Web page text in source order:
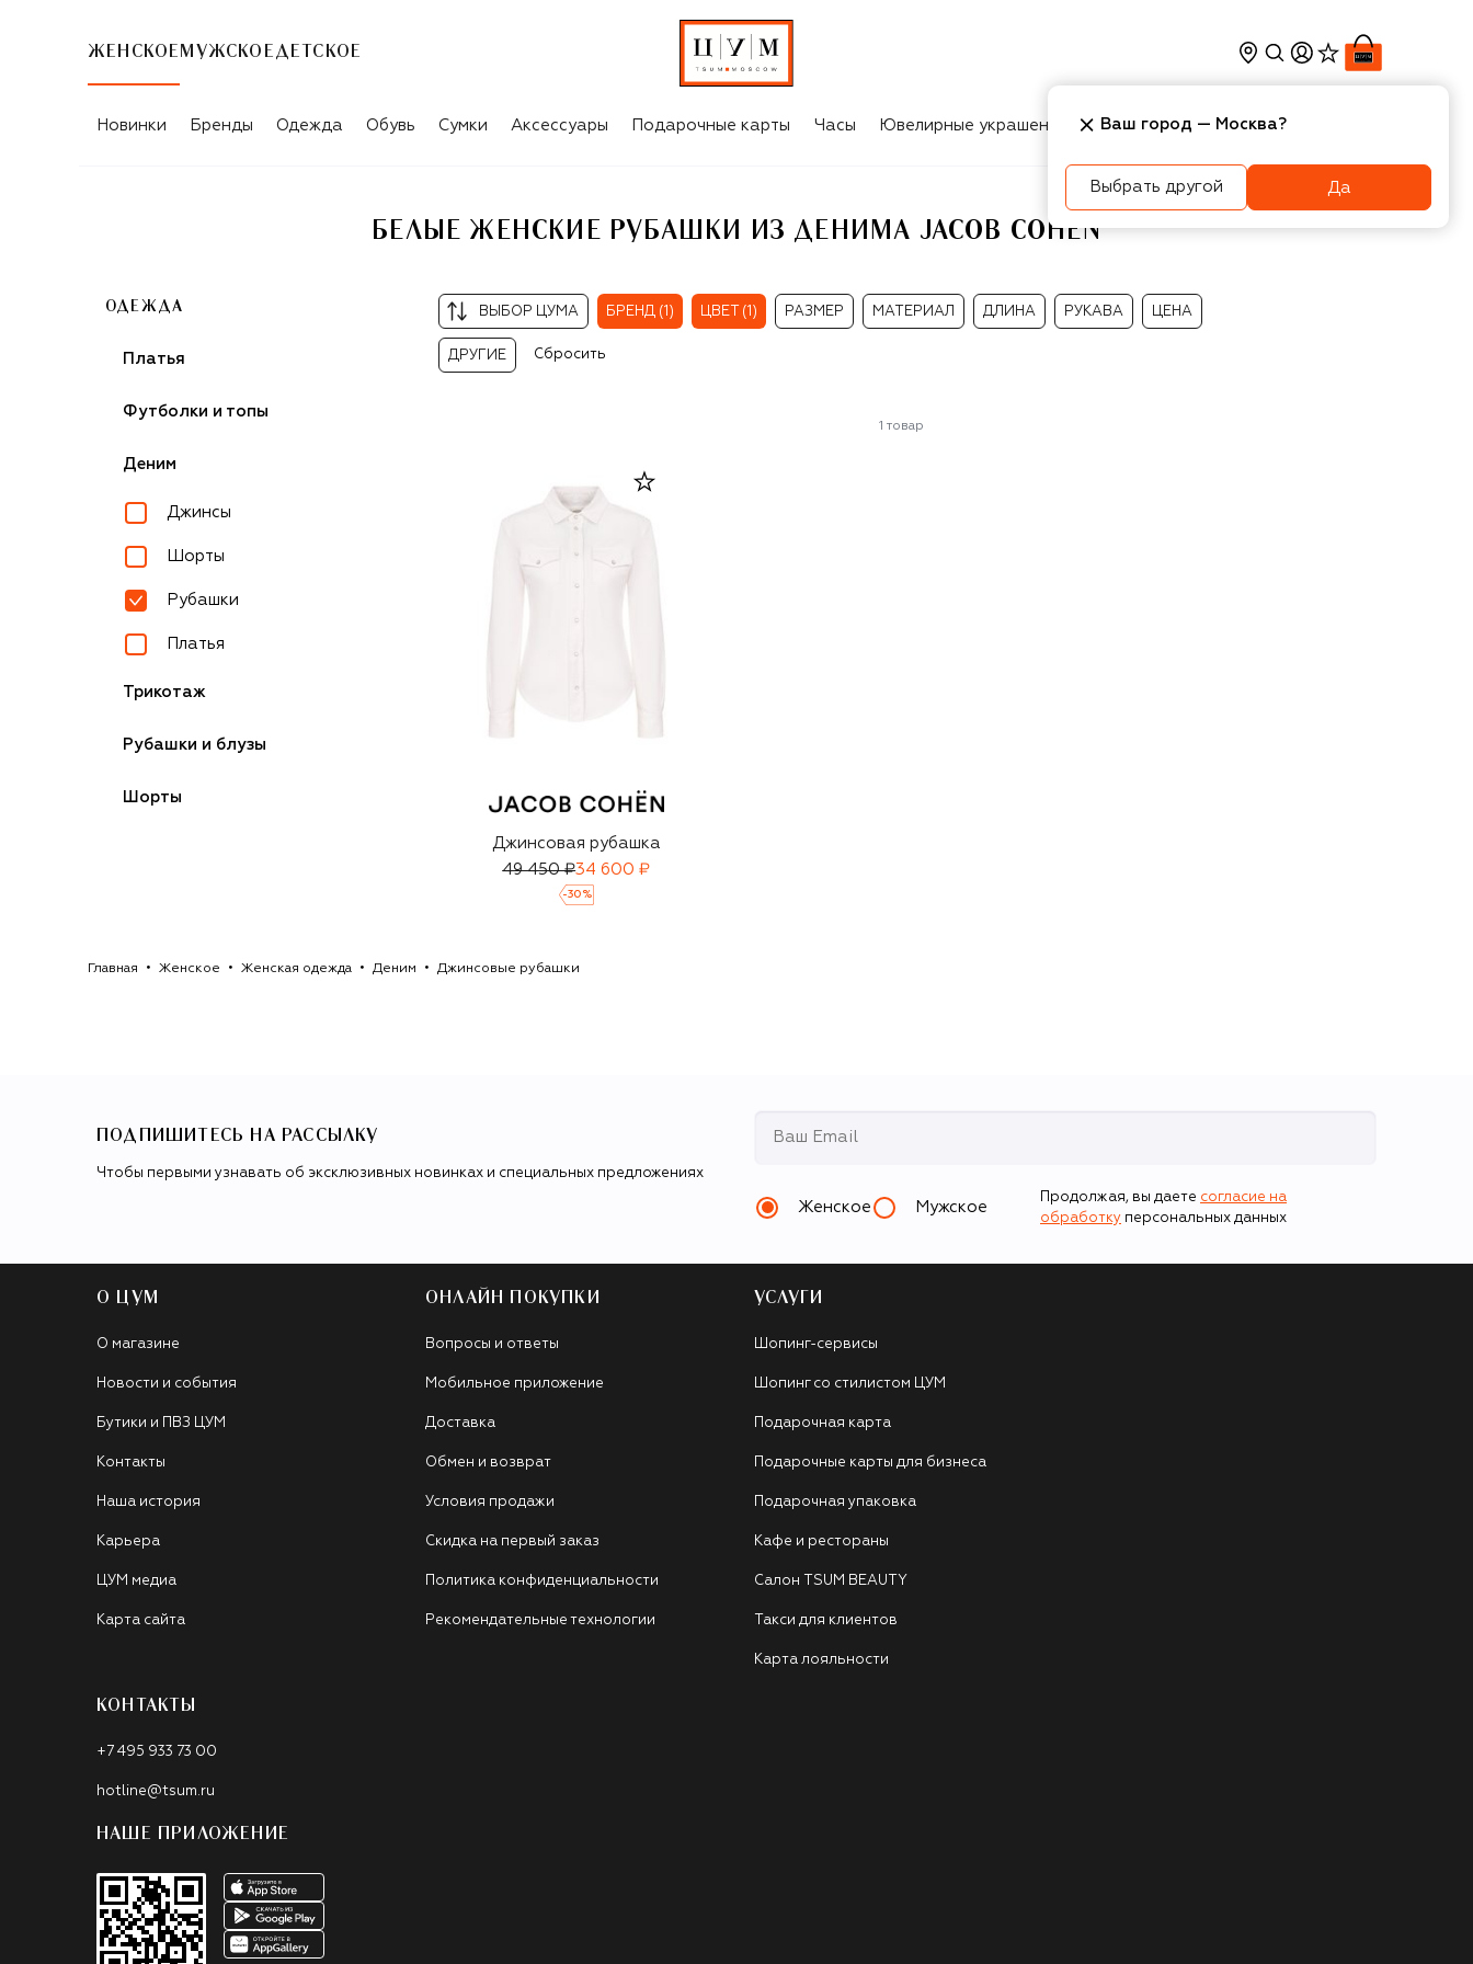
ЖЕНСКОЕ МУЖСКОЕ ДЕТСКОЕ
БЕЛЫЕ ЖЕНСКИЕ РУБАШКИ ИЗ ДЕНИМА JACOB COHEN
Новинки Бренды Одежда Обувь Сумки Аксессуары Подарочные карты Часы Ювелирные украшения Косметика Интерьер
БЕЛЫЕ ЖЕНСКИЕ РУБАШКИ ИЗ ДЕНИМА JACOB COHEN
ОДЕЖДА
Платья
Футболки и топы
Деним
Джинсы
Шорты
Рубашки
Платья
Трикотаж
Рубашки и блузы
Шорты
ВЫБОР ЦУМА БРЕНД (1) ЦВЕТ (1) РАЗМЕР МАТЕРИАЛ ДЛИНА РУКАВА ЦЕНА
ДРУГИЕ Сбросить
1 товар
Джинсовая рубашка
49 450 ₽34 600 ₽
-30 %
Главная Женское Женская одежда Деним Джинсовые рубашки
ПОДПИШИТЕСЬ НА РАССЫЛКУ
Чтобы первыми узнавать об эксклюзивных новинках и специальных предложениях
Женское Мужское
Продолжая, вы даете согласие на
обработку персональных данных
О ЦУМ
О магазине
Новости и события
Бутики и ПВЗ ЦУМ
Контакты
Наша история
Карьера
ЦУМ медиа
Карта сайта
ОНЛАЙН ПОКУПКИ
Вопросы и ответы
Мобильное приложение
Доставка
Обмен и возврат
Условия продажи
Скидка на первый заказ
Политика конфиденциальности
Рекомендательные технологии
УСЛУГИ
Шопинг-сервисы
Шопинг со стилистом ЦУМ
Подарочная карта
Подарочные карты для бизнеса
Подарочная упаковка
Кафе и рестораны
Салон TSUM BEAUTY
Такси для клиентов
Карта лояльности
КОНТАКТЫ
+7 495 933 73 00
hotline@tsum.ru
НАШЕ ПРИЛОЖЕНИЕ
Ваш город — Москва?
Выбрать другой Да